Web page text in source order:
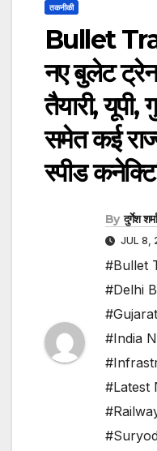
तकनीकी
Bullet
नए बुलेट ट्रेन
तैयारी,
समेत कई
स्पीड
By दुर्गेश शर्मा
JUL 8,
#Bullet
#Delhi
#Gujarat
#India
#Latest